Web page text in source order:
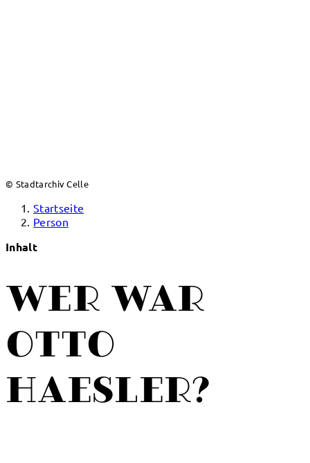
© Stadtarchiv Celle
Startseite
Person
Inhalt
Wer war
Otto
Haesler?